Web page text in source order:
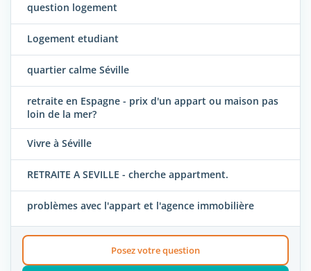
question logement
Logement etudiant
quartier calme Séville
retraite en Espagne - prix d'un appart ou maison pas
loin de la mer?
Vivre à Séville
RETRAITE A SEVILLE - cherche appartment.
problèmes avec l'appart et l'agence immobilière
Posez votre question